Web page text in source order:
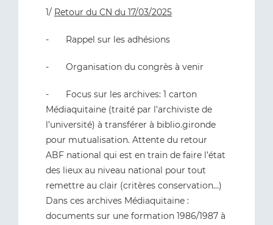
1/ Retour du CN du 17/03/2025
- Rappel sur les adhésions
- Organisation du congrès à venir
- Focus sur les archives: 1 carton
Médiaquitaine (traité par l’archiviste de
l’université) à transférer à biblio.gironde
pour mutualisation. Attente du retour
ABF national qui est en train de faire l’état
des lieux au niveau national pour tout
remettre au clair (critères conservation…)
Dans ces archives Médiaquitaine :
documents sur une formation 1986/1987 à